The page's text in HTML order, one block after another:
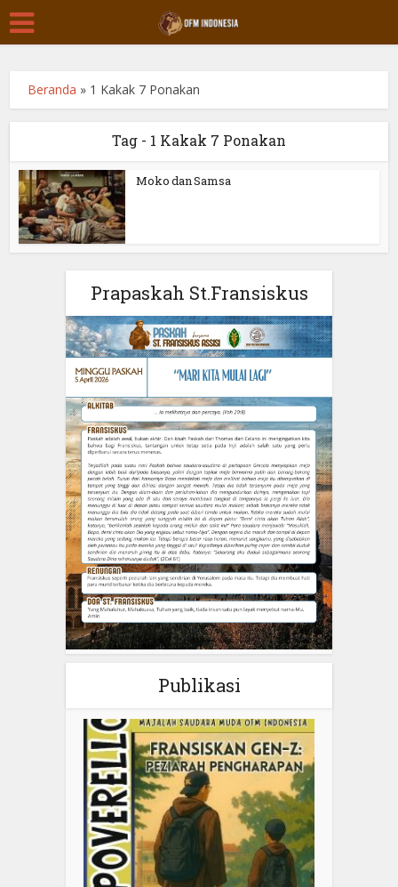
Beranda » 1 Kakak 7 Ponakan
Tag - 1 Kakak 7 Ponakan
Moko dan Samsa
Prapaskah St.Fransiskus
Publikasi